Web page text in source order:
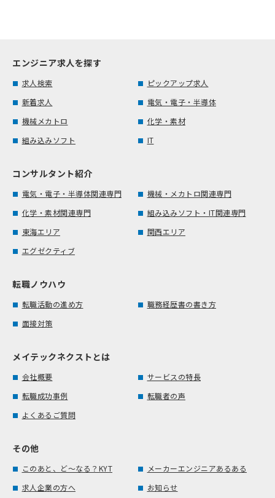
エンジニア求人を探す
求人検索
ピックアップ求人
新着求人
電気・電子・半導体
機械メカトロ
化学・素材
組み込みソフト
IT
コンサルタント紹介
電気・電子・半導体関連専門
機械・メカトロ関連専門
化学・素材関連専門
組み込みソフト・IT関連専門
東海エリア
関西エリア
エグゼクティブ
転職ノウハウ
転職活動の進め方
職務経歴書の書き方
面接対策
メイテックネクストとは
会社概要
サービスの特長
転職成功事例
転職者の声
よくあるご質問
その他
このあと、ど～なる？KYT
メーカーエンジニアあるある
求人企業の方へ
お知らせ